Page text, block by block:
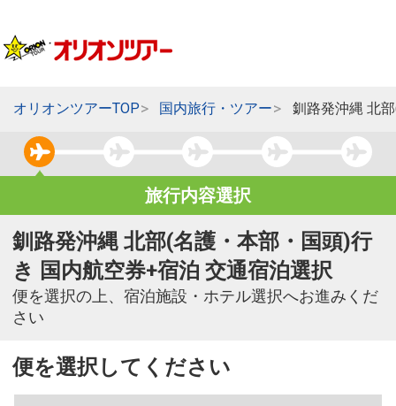
オリオンツアーTOP 国内旅行・ツアー 釧路発沖縄 北
旅行内容選択
釧路発沖縄 北部(名護・本部・国頭)行
き 国内航空券+宿泊 交通宿泊選択
便を選択の上、宿泊施設・ホテル選択へお進みくだ
さい
便を選択してください